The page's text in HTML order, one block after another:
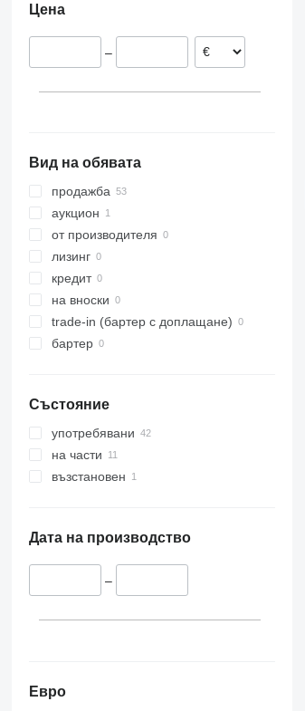
Полша
Чехия
Цена
–
Вид на обявата
продажба
аукцион
от производителя
лизинг
кредит
на вноски
trade-in (бартер с доплащане)
бартер
Състояние
употребявани
на части
възстановен
Дата на производство
–
Евро